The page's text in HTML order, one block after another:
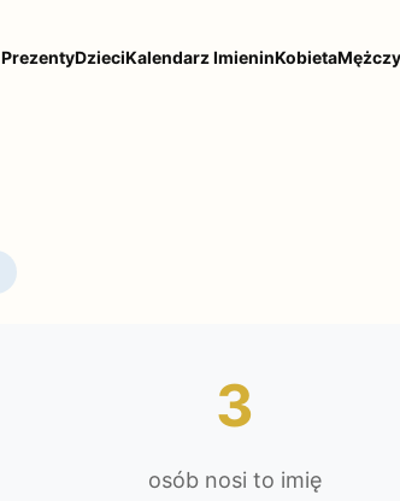
PrezentyDzieciKalendarz ImieninKobieta
3
osób nosi to imię